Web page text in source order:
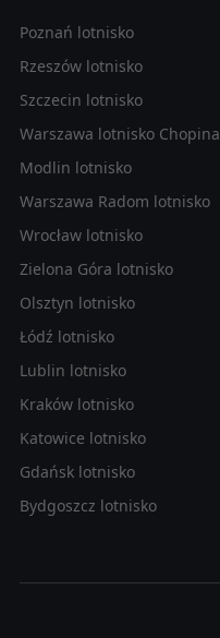
Poznań lotnisko
Rzeszów lotnisko
Szczecin lotnisko
Warszawa lotnisko Chopina
Modlin lotnisko
Warszawa Radom lotnisko
Wrocław lotnisko
Zielona Góra lotnisko
Olsztyn lotnisko
Łódź lotnisko
Lublin lotnisko
Kraków lotnisko
Katowice lotnisko
Gdańsk lotnisko
Bydgoszcz lotnisko